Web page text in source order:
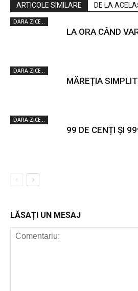
ARTICOLE SIMILARE DE LA
DARA ZICE...
LA ORA CÂND
DARA ZICE...
MĂREȚIA
DARA ZICE...
99 DE CENȚI ȘI
LĂSAȚI UN MESAJ